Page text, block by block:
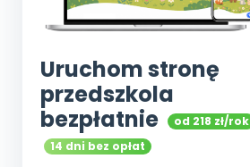
Uruchom stronę
przedszkola
bezpłatnie
od 218 zł/rok
14 dni bez opłat